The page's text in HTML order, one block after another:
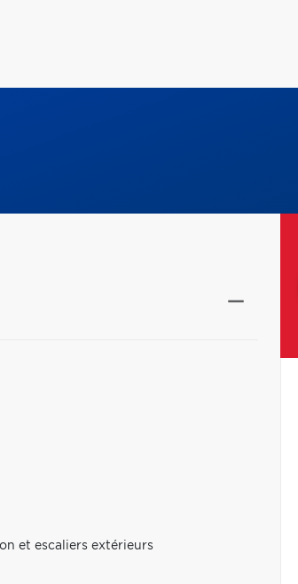
et escaliers extérieurs